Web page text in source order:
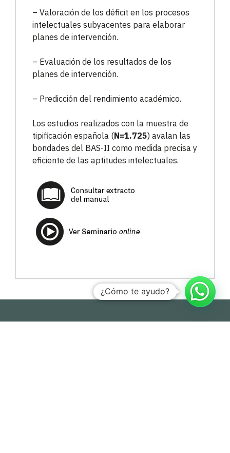
– Valoración de los déficit en los procesos
intelectuales subyacentes para elaborar
planes de intervención.
– Evaluación de los resultados de los
planes de intervención.
– Predicción del rendimiento académico.
Los estudios realizados con la muestra de
tipificación española (N=1.725) avalan las
bondades del BAS-II como medida precisa y
eficiente de las aptitudes intelectuales.
¿Cómo te ayudo?